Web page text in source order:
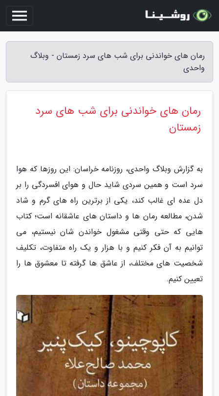
رمان های خواندنی برای شب های سرد زمستان - وبلاگ
واحدی
رمان های خواندنی برای شب های سرد
زمستان
به گزارش وبلاگ واحدی، روزنامه خراسان: این روزها که هوا
سرد است و همین سردی شاید حال و هوای افسردگی را بر
دل عده ای غالب کند، یکی از برترین راه های گرم و شاد
شدن، مطالعه رمان ها و داستان های عاشقانه است؛ کتاب
هایی که حتی وقتی مشغول خواندن شان نیستیم، می
توانیم به آن فکر کنیم و با هزار و یک راه متفاوت، تکلیف
شخصیت های مختلف، از عاشق ها گرفته تا معشوق ها را
تعیین کنیم.